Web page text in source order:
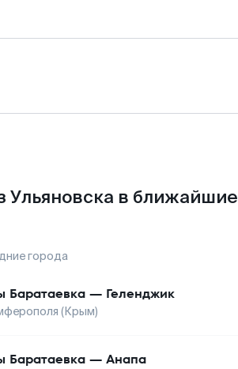
Ульяновска в
города
Баратаевка — Геленджик
(Крым)
Баратаевка — Анапа